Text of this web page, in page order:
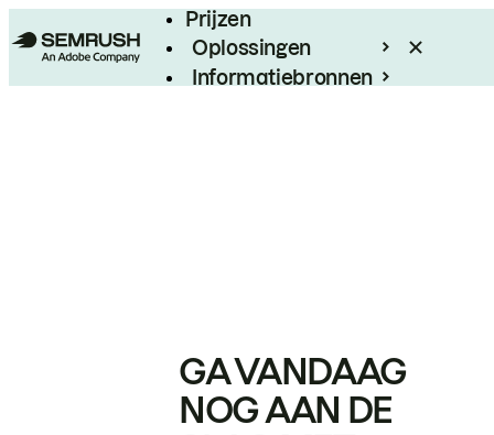
Prijzen
Oplossingen
Informatiebronnen
GA VANDAAG
NOG AAN DE